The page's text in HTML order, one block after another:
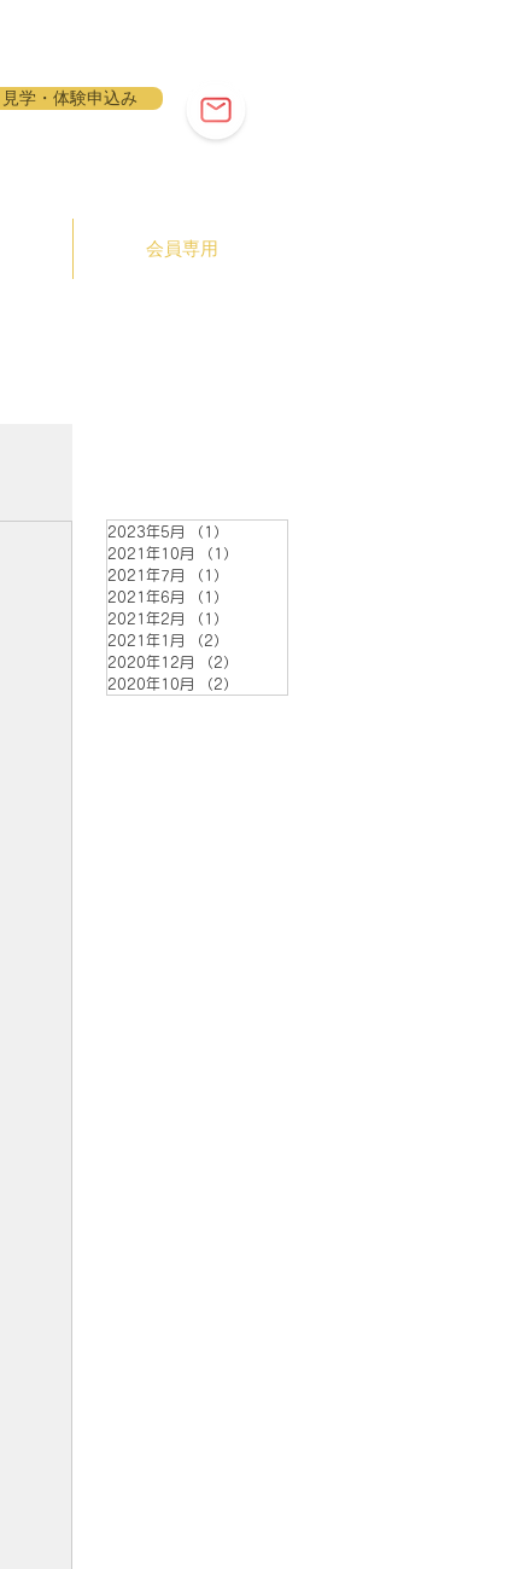
見学・体験申込み
会員専用
2023年5月 （1）
2021年10月
（1）
2021年7月
（1）
2021年6月
（1）
2021年2月
（1）
2021年1月
（2）
2020年12月
（2）
2020年10月
（2）